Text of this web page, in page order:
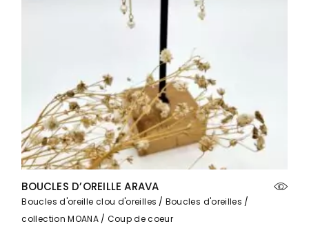
BOUCLES D’OREILLE ARAVA
Boucles d'oreille clou d'oreilles
Boucles d'oreilles
collection MOANA
Coup de coeur